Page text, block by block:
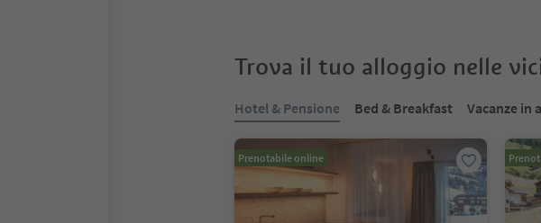
Trova il tuo alloggio nelle
Hotel & Pensione Bed & Breakfast Vacanze in
Prenotabile online